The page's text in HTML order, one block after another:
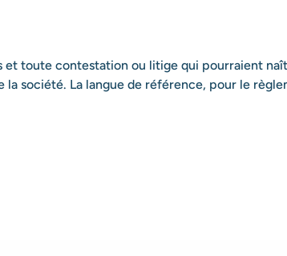
et toute contestation ou litige qui pourraient
société. La langue de référence, pour le